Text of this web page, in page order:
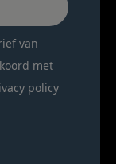
van
met
policy